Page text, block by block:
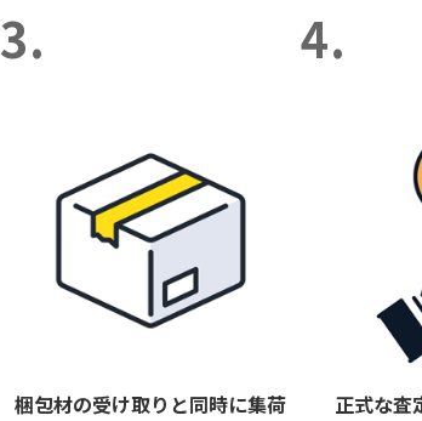
3.
梱包材の受け取りと同時に集荷
4.
正式な査